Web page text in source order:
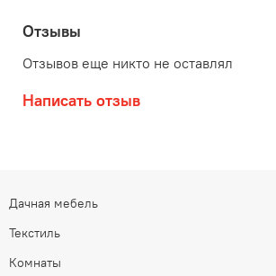
Отзывы
Отзывов еще никто не оставлял
Написать отзыв
Дачная мебель
Текстиль
Комнаты